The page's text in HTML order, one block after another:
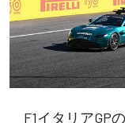
F1イタリアGP